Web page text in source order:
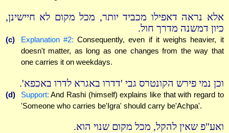
אלא נראה דאפילו מכביד יותר, מכל מקום לא חיישינן,
כיון דמשנה מדרך חול.
(c) Explanation #2: Consequently, even if it weighs heavier, it
doesn't matter, as long as one changes from the way that
one carries it on weekdays.
וכן נמי פירש הקונטרס גבי 'דדרו באגרא לדרו באכפא'.
(d) Support: And Rashi (himself) explains like that with regard to
'Someone who carries be'Igra' should carry be'Achpa'.
ואע"פ שאין להקל, מכל מקום שנוי הוא.